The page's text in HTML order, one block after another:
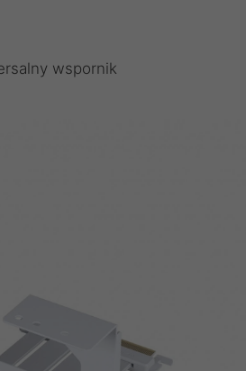
wspornik